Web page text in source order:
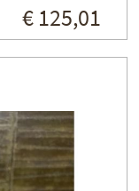
€ 125,01